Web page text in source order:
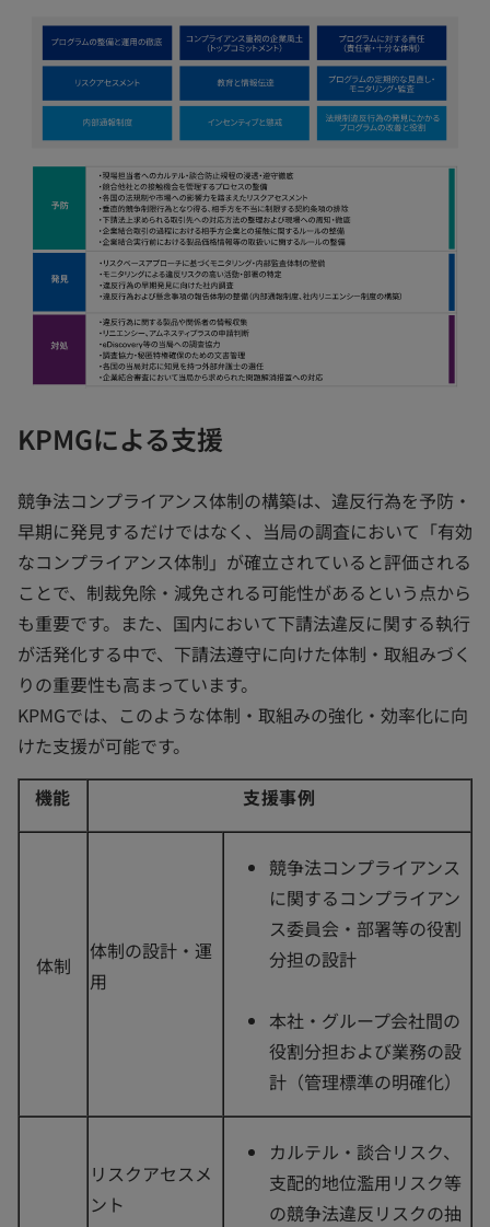
KPMGによる支援
競争法コンプライアンス体制の構築は、違反行為を予防・
早期に発見するだけではなく、当局の調査において「有効
なコンプライアンス体制」が確立されていると評価される
ことで、制裁免除・減免される可能性があるという点から
も重要です。また、国内において下請法違反に関する執行
が活発化する中で、下請法遵守に向けた体制・取組みづく
りの重要性も高まっています。
KPMGでは、このような体制・取組みの強化・効率化に向
けた支援が可能です。
機能
支援事例
体制
体制の設計・運
用
競争法コンプライアンス
に関するコンプライアン
ス委員会・部署等の役割
分担の設計
本社・グループ会社間の
役割分担および業務の設
計（管理標準の明確化）
リスクアセスメ
ント
カルテル・談合リスク、
支配的地位濫用リスク等
の競争法違反リスクの抽